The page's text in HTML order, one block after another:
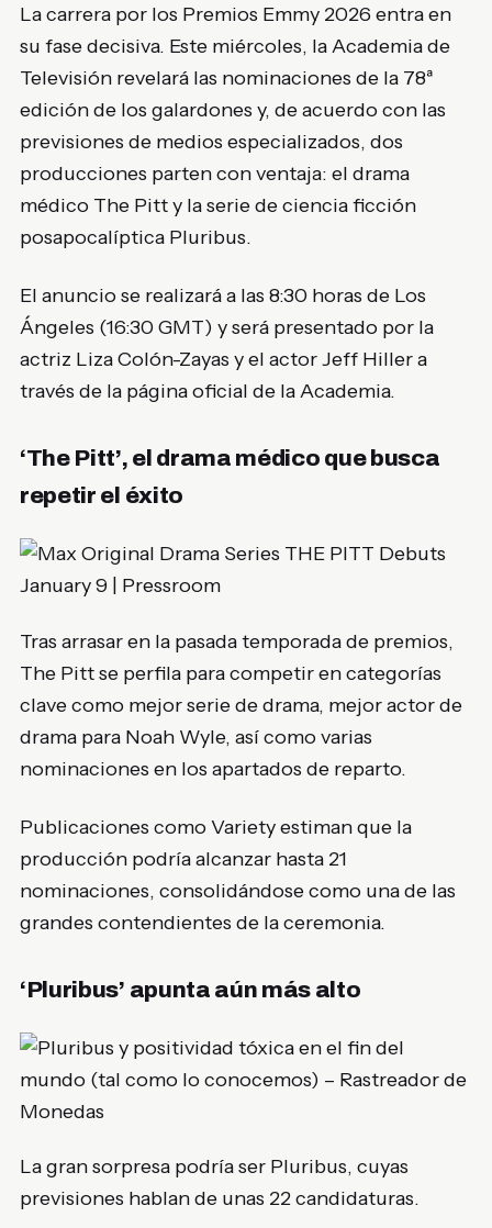
La carrera por los Premios Emmy 2026 entra en
su fase decisiva. Este miércoles, la Academia de
Televisión revelará las nominaciones de la 78ª
edición de los galardones y, de acuerdo con las
previsiones de medios especializados, dos
producciones parten con ventaja: el drama
médico The Pitty la serie de ciencia ficción
posapocalíptica Pluribus.
El anuncio se realizará a las 8:30 horas de Los
Ángeles (16:30 GMT) y será presentado por la
actriz Liza Colón-Zayas y el actorJeff Hillera
través de la página oficial de la Academia.
‘The Pitt’, el drama médico que busca
repetir el éxito
Tras arrasar en la pasada temporada de premios,
The Pittse perfila para competir en categorías
clave como mejor serie de drama, mejor actor de
drama para Noah Wyle, así como varias
nominaciones en los apartados de reparto.
Publicaciones comoVarietyestiman que la
producción podría alcanzar hasta 21
nominaciones, consolidándose como una de las
grandes contendientes de la ceremonia.
‘Pluribus’ apunta aún más alto
La gran sorpresa podría ser Pluribus, cuyas
previsiones hablan de unas 22 candidaturas.